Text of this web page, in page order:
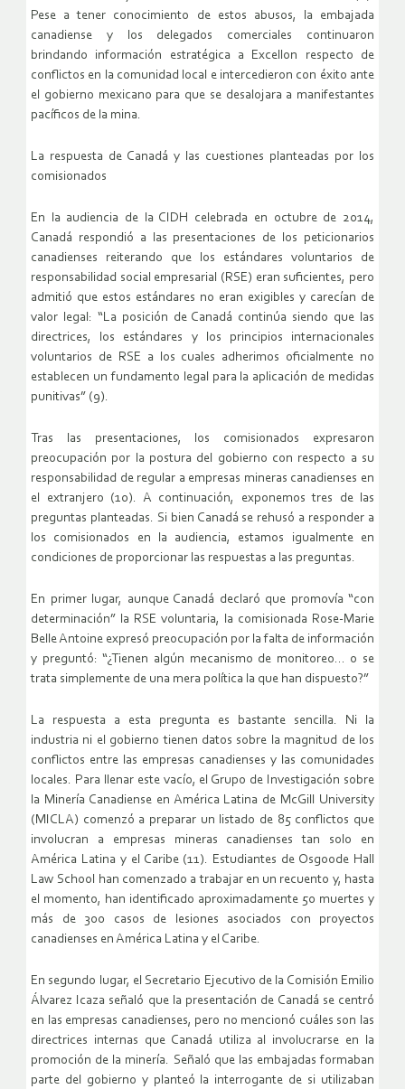
Pese a tener conocimiento de estos abusos, la embajada
canadiense y los delegados comerciales continuaron
brindando información estratégica a Excellon respecto de
conflictos en la comunidad local e intercedieron con éxito ante
el gobierno mexicano para que se desalojara a manifestantes
pacíficos de la mina.
La respuesta de Canadá y las cuestiones planteadas por los
comisionados
En la audiencia de la CIDH celebrada en octubre de 2014,
Canadá respondió a las presentaciones de los peticionarios
canadienses reiterando que los estándares voluntarios de
responsabilidad social empresarial (RSE) eran suficientes, pero
admitió que estos estándares no eran exigibles y carecían de
valor legal: “La posición de Canadá continúa siendo que las
directrices, los estándares y los principios internacionales
voluntarios de RSE a los cuales adherimos oficialmente no
establecen un fundamento legal para la aplicación de medidas
punitivas” (9).
Tras las presentaciones, los comisionados expresaron
preocupación por la postura del gobierno con respecto a su
responsabilidad de regular a empresas mineras canadienses en
el extranjero (10). A continuación, exponemos tres de las
preguntas planteadas. Si bien Canadá se rehusó a responder a
los comisionados en la audiencia, estamos igualmente en
condiciones de proporcionar las respuestas a las preguntas.
En primer lugar, aunque Canadá declaró que promovía “con
determinación” la RSE voluntaria, la comisionada Rose-Marie
Belle Antoine expresó preocupación por la falta de información
y preguntó: “¿Tienen algún mecanismo de monitoreo… o se
trata simplemente de una mera política la que han dispuesto?”
La respuesta a esta pregunta es bastante sencilla. Ni la
industria ni el gobierno tienen datos sobre la magnitud de los
conflictos entre las empresas canadienses y las comunidades
locales. Para llenar este vacío, el Grupo de Investigación sobre
la Minería Canadiense en América Latina de McGill University
(MICLA) comenzó a preparar un listado de 85 conflictos que
involucran a empresas mineras canadienses tan solo en
América Latina y el Caribe (11). Estudiantes de Osgoode Hall
Law School han comenzado a trabajar en un recuento y, hasta
el momento, han identificado aproximadamente 50 muertes y
más de 300 casos de lesiones asociados con proyectos
canadienses en América Latina y el Caribe.
En segundo lugar, el Secretario Ejecutivo de la Comisión Emilio
Álvarez Icaza señaló que la presentación de Canadá se centró
en las empresas canadienses, pero no mencionó cuáles son las
directrices internas que Canadá utiliza al involucrarse en la
promoción de la minería. Señaló que las embajadas formaban
parte del gobierno y planteó la interrogante de si utilizaban